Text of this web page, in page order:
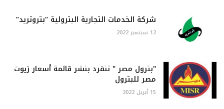
شركة الخدمات التجارية البترولية “بتروتريد”
12 سبتمبر 2022
"بترول مصر " تنفرد بنشر قائمة أسعار زيوت
مصر للبترول
15 أبريل 2022